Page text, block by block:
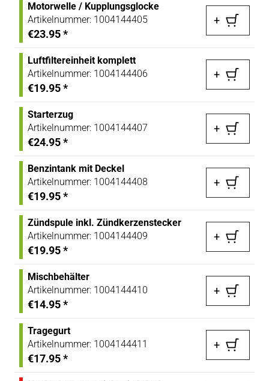
Motorwelle / Kupplungsglocke
Artikelnummer: 1004144405
€23.95*
+
Luftfiltereinheit komplett
Artikelnummer: 1004144406
€19.95*
+
Starterzug
Artikelnummer: 1004144407
€24.95*
+
Benzintank mit Deckel
Artikelnummer: 1004144408
€19.95*
+
Zündspule inkl. Zündkerzenstecker
Artikelnummer: 1004144409
€19.95*
+
Mischbehälter
Artikelnummer: 1004144410
€14.95*
+
Tragegurt
Artikelnummer: 1004144411
€17.95*
+